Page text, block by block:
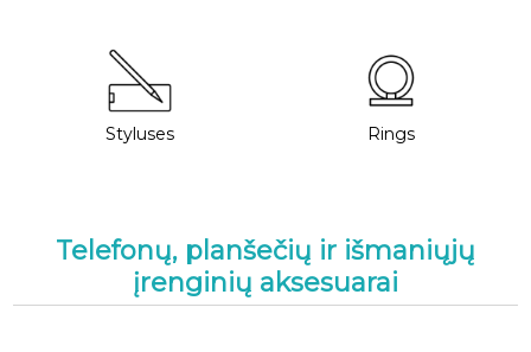
Styluses Rings
Telefonų, planšečių ir išmaniųjų
įrenginių aksesuarai